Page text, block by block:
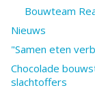
Bouwteam
Nieuws
"Samen eten
Chocolade
slachtoffers